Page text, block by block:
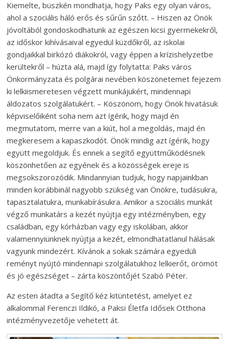
Kiemelte, büszkén mondhatja, hogy Paks egy olyan város,
ahol a szociális háló erős és sűrűn szőtt. – Hiszen az Önök
jóvoltából gondoskodhatunk az egészen kicsi gyermekekről,
az időskor kihívásaival egyedül küzdőkről, az iskolai
gondjaikkal birkózó diákokról, vagy éppen a krízishelyzetbe
kerültekről – húzta alá, majd így folytatta: Paks város
Önkormányzata és polgárai nevében köszönetemet fejezem
ki lelkiismeretesen végzett munkájukért, mindennapi
áldozatos szolgálatukért. – Köszönöm, hogy Önök hivatásuk
képviselőiként soha nem azt ígérik, hogy majd én
megmutatom, merre van a kiút, hol a megoldás, majd én
megkeresem a kapaszkodót. Önök mindig azt ígérik, hogy
együtt megoldjuk. És ennek a segítő együttműködésnek
köszönhetően az egyének és a közösségek ereje is
megsokszorozódik. Mindannyian tudjuk, hogy napjainkban
minden korábbinál nagyobb szükség van Önökre, tudásukra,
tapasztalatukra, munkabírásukra. Amikor a szociális munkát
végző munkatárs a kezét nyújtja egy intézményben, egy
családban, egy kórházban vagy egy iskolában, akkor
valamennyiünknek nyújtja a kezét, elmondhatatlanul hálásak
vagyunk mindezért. Kívánok a sokak számára egyedüli
reményt nyújtó mindennapi szolgálatukhoz lelkierőt, örömöt
és jó egészséget – zárta köszöntőjét Szabó Péter.
Az esten átadta a Segítő kéz kitüntetést, amelyet ez
alkalommal Ferenczi Ildikó, a Paksi Életfa Idősek Otthona
intézményvezetője vehetett át.